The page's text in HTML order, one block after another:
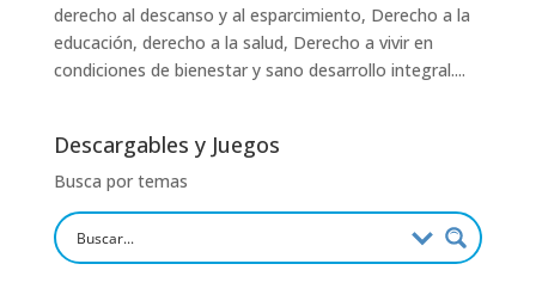
derecho al descanso y al esparcimiento, Derecho a la
educación, derecho a la salud, Derecho a vivir en
condiciones de bienestar y sano desarrollo integral....
Descargables y Juegos
Busca por temas